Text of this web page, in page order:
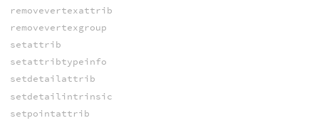
removevertexattrib
removevertexgroup
setattrib
setattribtypeinfo
setdetailattrib
setdetailintrinsic
setpointattrib